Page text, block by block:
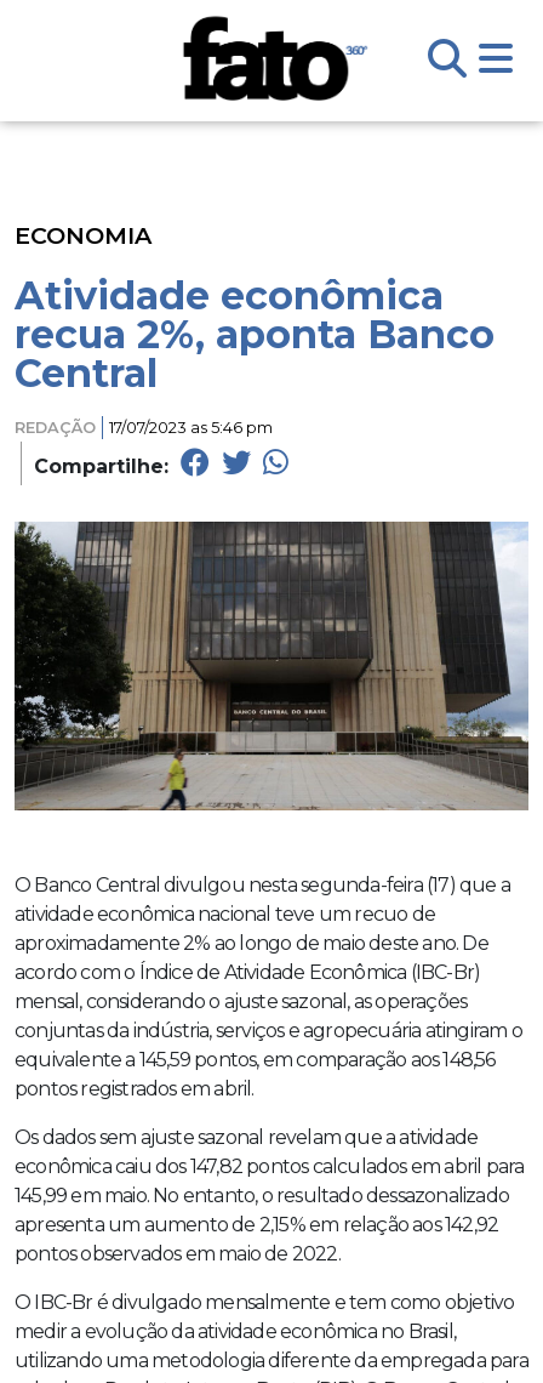
ECONOMIA
Atividade econômica
recua 2%, aponta Banco
Central
REDAÇÃO 17/07/2023 as 5:46 pm
Compartilhe:
O Banco Central divulgou nesta segunda-feira (17) que a
atividade econômica nacional teve um recuo de
aproximadamente 2% ao longo de maio deste ano. De
acordo com o Índice de Atividade Econômica (IBC-Br)
mensal, considerando o ajuste sazonal, as operações
conjuntas da indústria, serviços e agropecuária atingiram o
equivalente a 145,59 pontos, em comparação aos 148,56
pontos registrados em abril.
Os dados sem ajuste sazonal revelam que a atividade
econômica caiu dos 147,82 pontos calculados em abril para
145,99 em maio. No entanto, o resultado dessazonalizado
apresenta um aumento de 2,15% em relação aos 142,92
pontos observados em maio de 2022.
O IBC-Br é divulgado mensalmente e tem como objetivo
medir a evolução da atividade econômica no Brasil,
utilizando uma metodologia diferente da empregada para